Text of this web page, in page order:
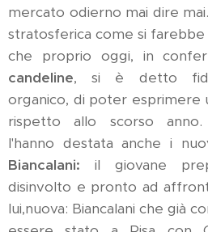
mercato odierno mai dire
stratosferica come si farebbe
che proprio oggi, in
candeline, si è detto
organico, di poter esprimere
rispetto allo scorso anno.
l'hanno destata anche i
Biancalani: il giovane
disinvolto e pronto ad
lui,nuova: Biancalani che già